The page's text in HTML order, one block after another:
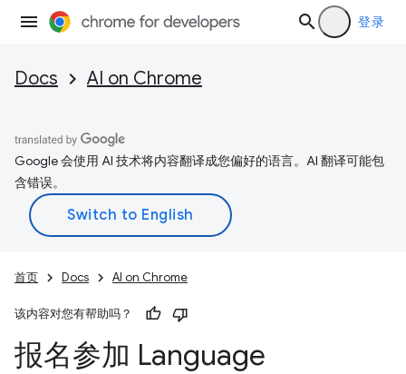
登录
Docs AI on Chrome
Google 会使用 AI 技术将内容翻译成您偏好的语言。AI 翻译可能包
含错误。
首页 Docs AI on Chrome
该内容对您有帮助吗？
报名参加 Language